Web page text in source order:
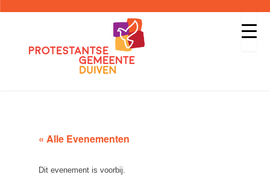
« Alle Evenementen
Dit evenement is voorbij.